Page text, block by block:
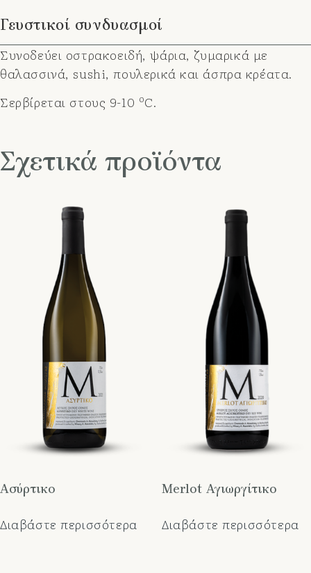
Γευστικοί συνδυασμοί
Συνοδεύει οστρακοειδή, ψάρια, ζυμαρικά με
θαλασσινά, sushi, πουλερικά και άσπρα κρέατα.
Σερβίρεται στους 9-10 oC.
Σχετικά προϊόντα
Ασύρτικο
Διαβάστε περισσότερα
Merlot Αγιωργίτικο
Διαβάστε περισσότερα